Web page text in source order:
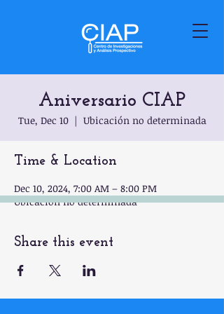
Aniversario CIAP
Tue, Dec 10
  |
Ubicación no determinada
Time & Location
Dec 10, 2024, 7:00 AM – 8:00 PM
Ubicación no determinada
Share this event